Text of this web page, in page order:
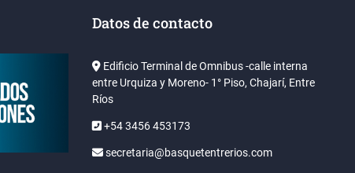
Datos de contacto
Edificio Terminal de Omnibus -calle interna
entre Urquiza y Moreno- 1° Piso, Chajarí, Entre
Ríos
+54 3456 453173
secretaria@basquetentrerios.com